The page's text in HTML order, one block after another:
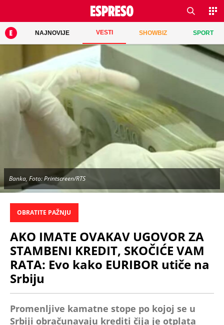
NAJNOVIJE VESTI SHOWBIZ SPORT
Banka, Foto: Printscreen/RTS
OBRATITE PAŽNJU
AKO IMATE OVAKAV UGOVOR ZA
STAMBENI KREDIT, SKOČIĆE VAM
RATA: Evo kako EURIBOR utiče na
Srbiju
Promenljive kamatne stope po kojoj se u
Srbiji obračunavaju krediti čija je otplata